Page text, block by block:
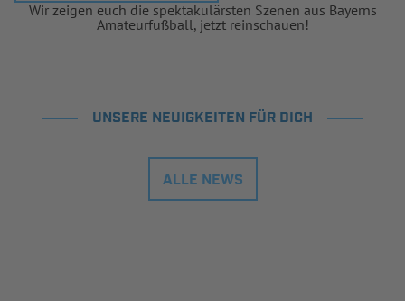
Wir zeigen euch die spektakulärsten Szenen aus Bayerns
Amateurfußball, jetzt reinschauen!
UNSERE NEUIGKEITEN FÜR DICH
ALLE NEWS